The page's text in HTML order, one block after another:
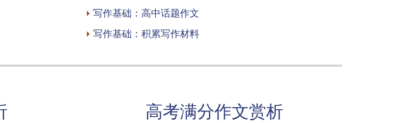
写作基础：高中话题作文
写作基础：积累写作材料
高考满分作文赏析